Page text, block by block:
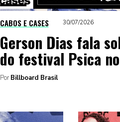
CABOS E CASES 30/07/2026
Gerson Dias fala
do festival Psica no
Por Billboard Brasil